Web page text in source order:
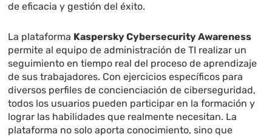
de eficacia y gestión del éxito.
La plataforma Kaspersky Cybersecurity Awareness
permite al equipo de administración de TI realizar un
seguimiento en tiempo real del proceso de aprendizaje
de sus trabajadores. Con ejercicios específicos para
diversos perfiles de concienciación de ciberseguridad,
todos los usuarios pueden participar en la formación y
lograr las habilidades que realmente necesitan. La
plataforma no solo aporta conocimiento, sino que